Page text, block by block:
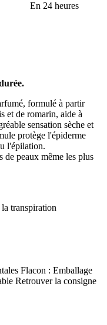
En 24 heures
formulé à partir
et de romarin, aide à
sensation sèche et
protège l'épiderme
l'épilation.
de peaux même les plus
transpiration
Flacon : Emballage
Retrouver la consigne